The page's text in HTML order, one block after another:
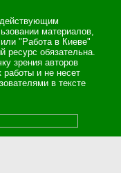
материалов,
"Работа в Киеве"
ресурс обязательна.
зрения авторов
и не несет
в тексте